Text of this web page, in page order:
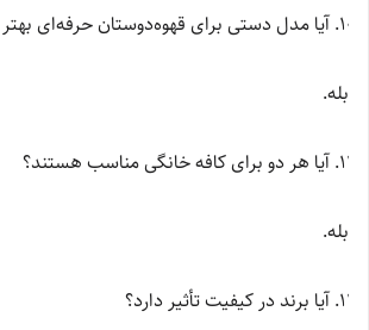
آیا مدل دستی برای قهوه‌دوستان حرفه‌ای
بله.
آیا هر دو برای کافه خانگی مناسب هستند؟
بله.
آیا برند در کیفیت تأثیر دارد؟